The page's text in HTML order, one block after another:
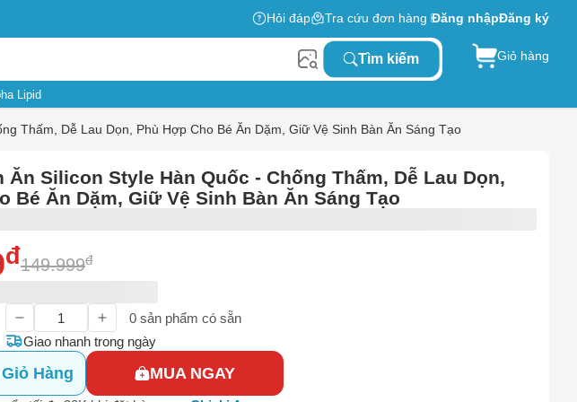
Hỏi đáp Tra cứu đơn hàng Đăng nhậpĐăng ký
Tìm kiếm
Lipid
Giỏ hàng
Thấm, Dễ Lau Dọn, Phù Hợp Cho Bé Ăn Dặm, Giữ Vệ Sinh Bàn Ăn Sáng Tạo
Ăn Silicon Style Hàn Quốc - Chống Thấm, Dễ Lau Dọn,
Bé Ăn Dặm, Giữ Vệ Sinh Bàn Ăn Sáng Tạo
đ149.999đ
0 sản phẩm có sẵn
Giao nhanh trong ngày
Hàng MUA NGAY